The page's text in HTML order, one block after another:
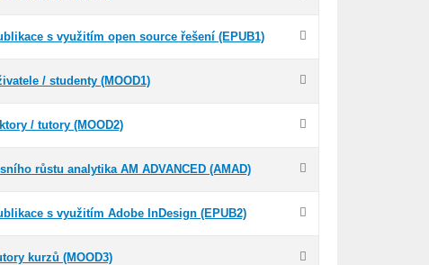
s využitím open source řešení (EPUB1)
/ studenty (MOOD1)
/ tutory (MOOD2)
růstu analytika AM ADVANCED (AMAD)
s využitím Adobe InDesign (EPUB2)
kurzů (MOOD3)